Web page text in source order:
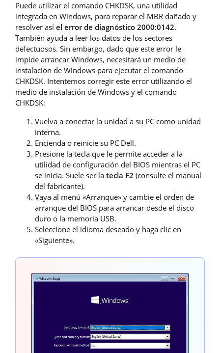
Puede utilizar el comando CHKDSK, una utilidad
integrada en Windows, para reparar el MBR dañado y
resolver así el error de diagnóstico 2000:0142.
También ayuda a leer los datos de los sectores
defectuosos. Sin embargo, dado que este error le
impide arrancar Windows, necesitará un medio de
instalación de Windows para ejecutar el comando
CHKDSK. Intentemos corregir este error utilizando el
medio de instalación de Windows y el comando
CHKDSK:
Vuelva a conectar la unidad a su PC como unidad
interna.
Encienda o reinicie su PC Dell.
Presione la tecla que le permite acceder a la
utilidad de configuración del BIOS mientras el PC
se inicia. Suele ser la tecla F2 (consulte el manual
del fabricante).
Vaya al menú «Arranque» y cambie el orden de
arranque del BIOS para arrancar desde el disco
duro o la memoria USB.
Seleccione el idioma deseado y haga clic en
«Siguiente».